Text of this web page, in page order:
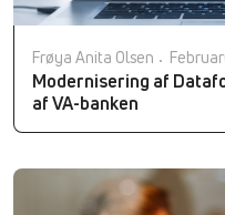
Frøya Anita Olsen
Modernisering af
af VA-banken